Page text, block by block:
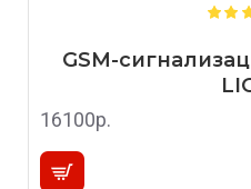
GSM-
16100р.